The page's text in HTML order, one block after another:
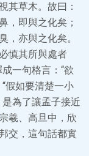
其草木。故曰：
，即與之化矣；
，亦與之化矣。
慎其所與處者
一句格言：“欲
假如要清楚一小
為了讓孟子接近
羲、高旦中，欣
交，這句話都實